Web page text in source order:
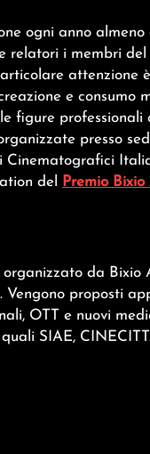
ogni anno
relatori i membri
attenzione
e
figure professionali
presso
Cinematografici
del
Premio
organizzato da
Vengono proposti
OTT e nuovi
SIAE,